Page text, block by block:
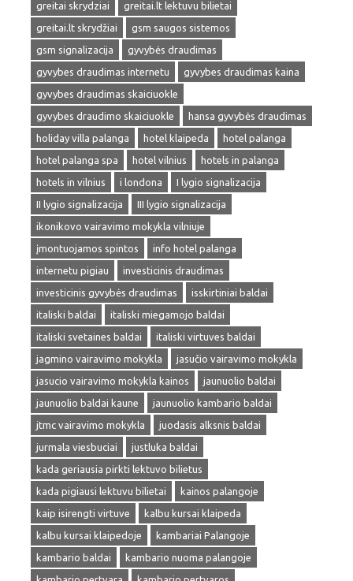
greitai skrydziai
greitai.lt lektuvu bilietai
greitai.lt skrydžiai
gsm saugos sistemos
gsm signalizacija
gyvybės draudimas
gyvybes draudimas internetu
gyvybes draudimas kaina
gyvybes draudimas skaiciuokle
gyvybes draudimo skaiciuokle
hansa gyvybės draudimas
holiday villa palanga
hotel klaipeda
hotel palanga
hotel palanga spa
hotel vilnius
hotels in palanga
hotels in vilnius
i londona
I lygio signalizacija
II lygio signalizacija
III lygio signalizacija
ikonikovo vairavimo mokykla vilniuje
įmontuojamos spintos
info hotel palanga
internetu pigiau
investicinis draudimas
investicinis gyvybės draudimas
isskirtiniai baldai
italiski baldai
italiski miegamojo baldai
italiski svetaines baldai
italiski virtuves baldai
jagmino vairavimo mokykla
jasučio vairavimo mokykla
jasucio vairavimo mokykla kainos
jaunuolio baldai
jaunuolio baldai kaune
jaunuolio kambario baldai
jtmc vairavimo mokykla
juodasis alksnis baldai
jurmala viesbuciai
justluka baldai
kada geriausia pirkti lektuvo bilietus
kada pigiausi lektuvu bilietai
kainos palangoje
kaip isirengti virtuve
kalbu kursai klaipeda
kalbu kursai klaipedoje
kambariai Palangoje
kambario baldai
kambario nuoma palangoje